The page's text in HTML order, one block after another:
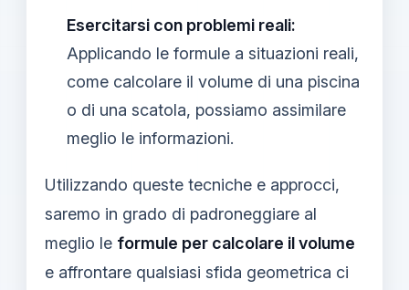
Esercitarsi con problemi reali:
Applicando le formule a situazioni reali,
come calcolare il volume di una piscina
o di una scatola, possiamo assimilare
meglio le informazioni.
Utilizzando queste tecniche e approcci,
saremo in grado di padroneggiare al
meglio le formule per calcolare il volume
e affrontare qualsiasi sfida geometrica ci